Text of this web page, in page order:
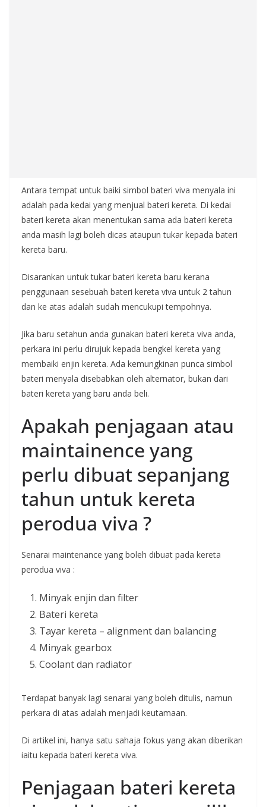
Antara tempat untuk baiki simbol bateri viva menyala ini
adalah pada kedai yang menjual bateri kereta. Di kedai
bateri kereta akan menentukan sama ada bateri kereta
anda masih lagi boleh dicas ataupun tukar kepada bateri
kereta baru.
Disarankan untuk tukar bateri kereta baru kerana
penggunaan sesebuah bateri kereta viva untuk 2 tahun
dan ke atas adalah sudah mencukupi tempohnya.
Jika baru setahun anda gunakan bateri kereta viva anda,
perkara ini perlu dirujuk kepada bengkel kereta yang
membaiki enjin kereta. Ada kemungkinan punca simbol
bateri menyala disebabkan oleh alternator, bukan dari
bateri kereta yang baru anda beli.
Apakah penjagaan atau
maintainence yang
perlu dibuat sepanjang
tahun untuk kereta
perodua viva ?
Senarai maintenance yang boleh dibuat pada kereta
perodua viva :
Minyak enjin dan filter
Bateri kereta
Tayar kereta – alignment dan balancing
Minyak gearbox
Coolant dan radiator
Terdapat banyak lagi senarai yang boleh ditulis, namun
perkara di atas adalah menjadi keutamaan.
Di artikel ini, hanya satu sahaja fokus yang akan diberikan
iaitu kepada bateri kereta viva.
Penjagaan bateri kereta